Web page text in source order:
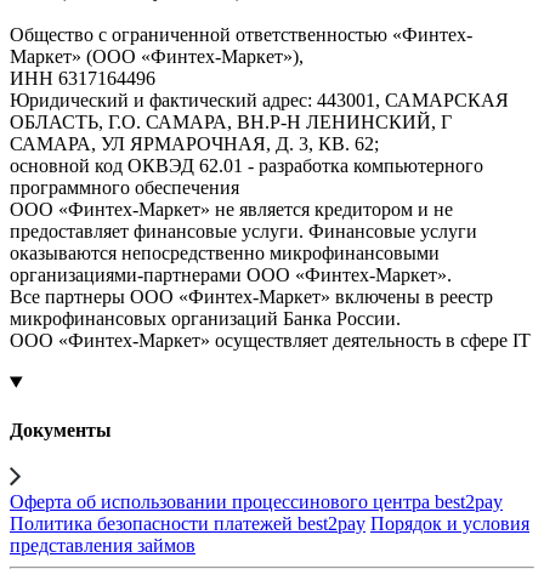
Общество с ограниченной ответственностью «Финтех-
Маркет» (ООО «Финтех-Маркет»),
ИНН 6317164496
Юридический и фактический адрес: 443001, САМАРСКАЯ
ОБЛАСТЬ, Г.О. САМАРА, ВН.Р-Н ЛЕНИНСКИЙ, Г
САМАРА, УЛ ЯРМАРОЧНАЯ, Д. 3, КВ. 62;
основной код ОКВЭД 62.01 - разработка компьютерного
программного обеспечения
ООО «Финтех-Маркет» не является кредитором и не
предоставляет финансовые услуги. Финансовые услуги
оказываются непосредственно микрофинансовыми
организациями-партнерами ООО «Финтех-Маркет».
Все партнеры ООО «Финтех-Маркет» включены в реестр
микрофинансовых организаций Банка России.
ООО «Финтех-Маркет» осуществляет деятельность в сфере IT
Документы
Оферта об использовании процессинового центра best2pay
Политика безопасности платежей best2pay Порядок и условия
представления займов